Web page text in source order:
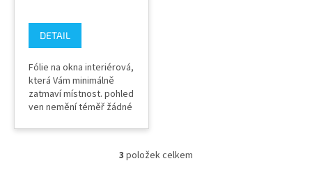
DETAIL
Fólie na okna interiérová,
která Vám minimálně
zatmaví místnost. pohled
ven nemění téměř žádné
propustnost světla 68%
O
3 položek celkem